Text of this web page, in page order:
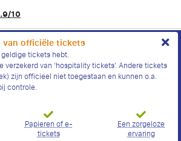
10
officiële tickets
tickets hebt.
verzekerd van ‘hospitality tickets’. Andere tickets
zijn officieel niet toegestaan en kunnen o.a.
controle.
Papieren of e-
tickets
Een zorgeloze
ervaring